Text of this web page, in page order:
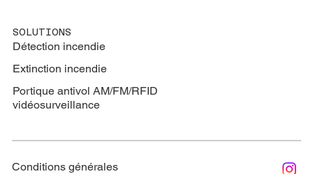
SOLUTIONS
Détection incendie
Extinction incendie
Portique antivol AM/FM/RFID
vidéosurveillance
Conditions générales